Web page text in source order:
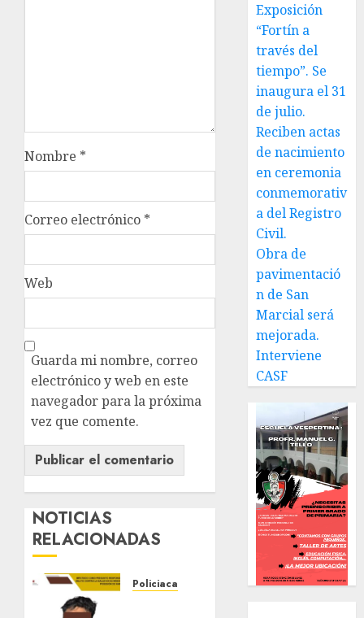
Nombre *
Correo electrónico *
Web
Guarda mi nombre, correo
electrónico y web en este
navegador para la próxima
vez que comente.
NOTICIAS
RELACIONADAS
Policiaca
Exposición
“Fortín a
través del
tiempo”. Se
inaugura el 31
de julio.
Reciben actas
de nacimiento
en ceremonia
conmemorativ
a del Registro
Civil.
Obra de
pavimentació
n de San
Marcial será
mejorada.
Interviene
CASF